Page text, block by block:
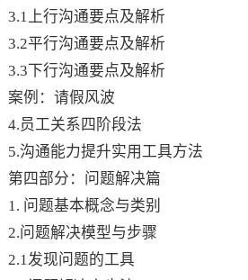
3.1上行沟通要点及解析
3.2平行沟通要点及解析
3.3下行沟通要点及解析
案例：请假风波
4.员工关系四阶段法
5.沟通能力提升实用工具方法
第四部分：问题解决篇
1. 问题基本概念与类别
2.问题解决模型与步骤
2.1发现问题的工具